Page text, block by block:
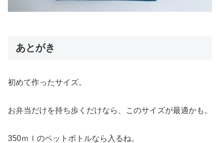
あとがき
初めて作ったサイズ。
お弁当だけを持ち歩くだけなら、このサイズが最適かも。
350ｍｌのペットボトルなら入るね。